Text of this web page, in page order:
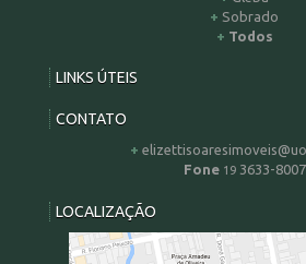
Sobrado
Todos
LINKS ÚTEIS
CONTATO
Fone 193633-8007
LOCALIZAÇÃO